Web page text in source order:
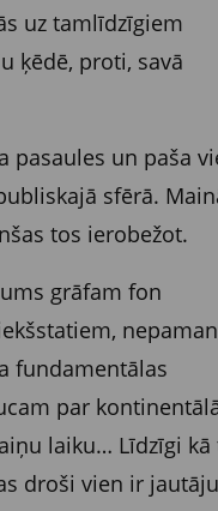
uz tamlīdzīgiem
ķēdē, proti, savā
pasaules un paša
sfērā.
tos ierobežot.
grāfam fon
fundamentālas
par
laiku… Līdzīgi kā
droši vien ir